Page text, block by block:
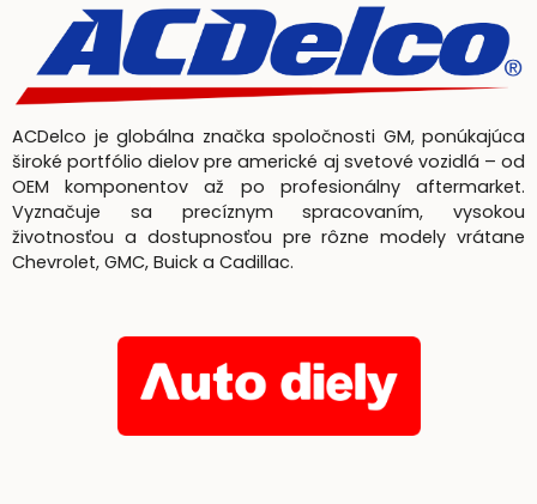
ACDelco je globálna značka spoločnosti GM, ponúkajúca
široké portfólio dielov pre americké aj svetové vozidlá – od
OEM komponentov až po profesionálny aftermarket.
Vyznačuje sa precíznym spracovaním, vysokou
životnosťou a dostupnosťou pre rôzne modely vrátane
Chevrolet, GMC, Buick a Cadillac.